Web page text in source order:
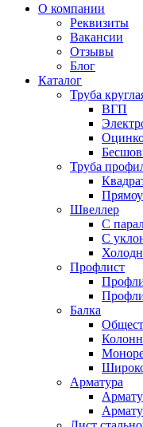
О компании
Реквизиты
Вакансии
Отзывы
Блог
Каталог
Труба
ВГП
Труба
Швеллер
С
С
Профлист
Балка
Арматура